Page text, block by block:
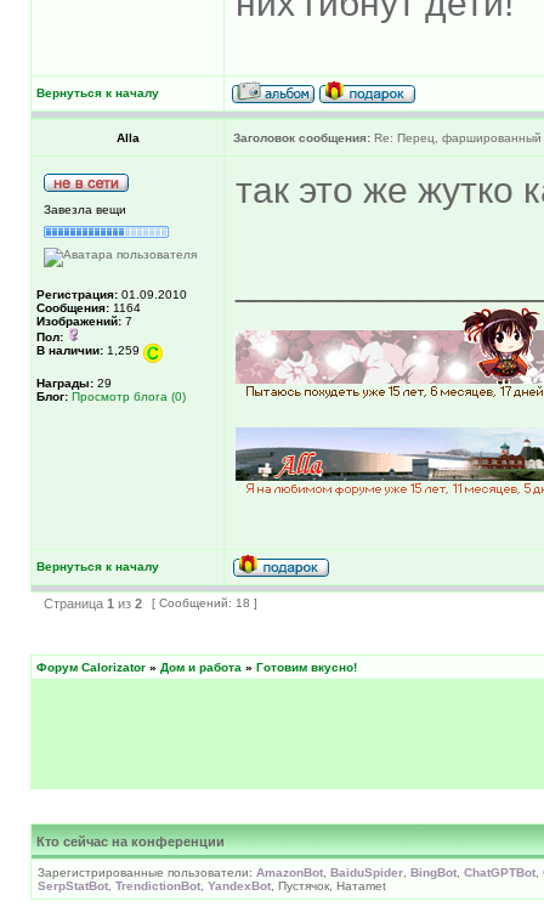
Вернуться к началу
Alla Заголовок сообщения: Re: Перец,
Завезла вещи
Регистрация: 01.09.2010
Сообщения: 1164
Изображений: 7
Пол:
В наличии: 1,259
Награды: 29
Блог: Просмотр блога (0)
так это же жутко
Вернуться к началу
Страница 1 из 2 [ Сообщений: 18 ]
Форум Calorizator » Дом и работа » Готовим вкусно!
Кто сейчас на конференции
Зарегистрированные пользователи: AmazonBot BaiduSpider BingBot ChatGPTBot
SerpStatBot TrendictionBot YandexBot , Пустячок, Натаmet